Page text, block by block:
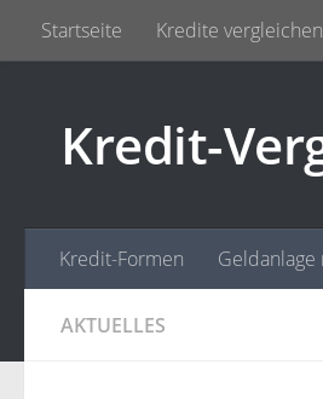
Zum Inhalt springen
Startseite Kredite vergleichen
Kredit-
Kredit-Formen
AKTUELLES